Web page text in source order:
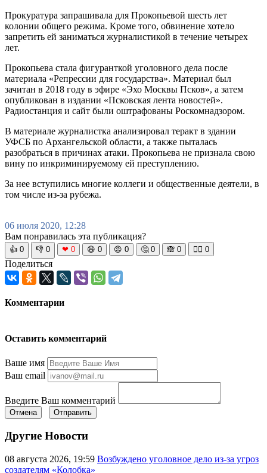
Прокуратура запрашивала для Прокопьевой шесть лет
колонии общего режима. Кроме того, обвинение хотело
запретить ей заниматься журналистикой в течение четырех
лет.
Прокопьева стала фигуранткой уголовного дела после
материала «Репрессии для государства». Материал был
зачитан в 2018 году в эфире «Эхо Москвы Псков», а затем
опубликован в издании «Псковская лента новостей».
Радиостанция и сайт были оштрафованы Роскомнадзором.
В материале журналистка анализировал теракт в здании
УФСБ по Архангельской области, а также пыталась
разобраться в причинах атаки. Прокопьева не признала свою
вину по инкриминируемому ей преступлению.
За нее вступились многие коллеги и общественные деятели, в
том числе из-за рубежа.
06 июля 2020, 12:28
Вам понравилась эта публикация?
👍 0 👎 0 ❤ 0 😆 0 😡 0 🤔 0 🙈 0 🧘‍♀️ 0
Поделиться
Комментарии
Оставить комментарий
Ваше имя
Ваш email
Введите Ваш комментарий
Отмена Отправить
Другие Новости
08 августа 2026, 19:59 Возбуждено уголовное дело из-за угроз
создателям «Колобка»